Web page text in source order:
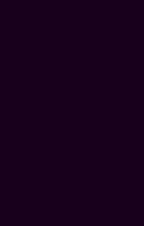
hat gegenüber
konventionellen Teil-
ein. Daher
Halt als andere
Zähne
müssen keine
werden. Deren natürliche
erhalten. Auch der
wird ohne die
Die angrenzenden
beeinflusst.
ist ästhetisch und